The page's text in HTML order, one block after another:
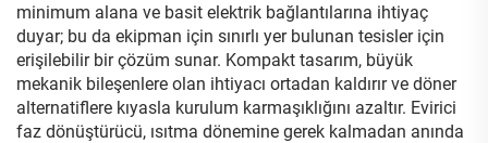
minimum alana ve basit elektrik bağlantılarına ihtiyaç
duyar; bu da ekipman için sınırlı yer bulunan tesisler için
erişilebilir bir çözüm sunar. Kompakt tasarım, büyük
mekanik bileşenlere olan ihtiyacı ortadan kaldırır ve döner
alternatiflere kıyasla kurulum karmaşıklığını azaltır. Evirici
faz dönüştürücü, ısıtma dönemine gerek kalmadan anında